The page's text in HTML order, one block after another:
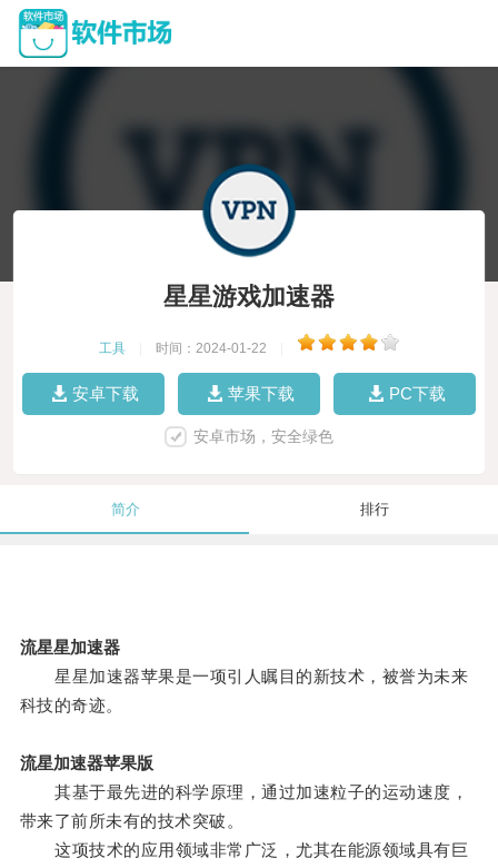
星星游戏加速器
工具 时间：2024-01-22
安卓下载 苹果下载 PC下载
安卓市场，安全绿色
简介 排行
流星星加速器
星星加速器苹果是一项引人瞩目的新技术，被誉为未来
科技的奇迹。
流星加速器苹果版
其基于最先进的科学原理，通过加速粒子的运动速度，
带来了前所未有的技术突破。
这项技术的应用领域非常广泛，尤其在能源领域具有巨